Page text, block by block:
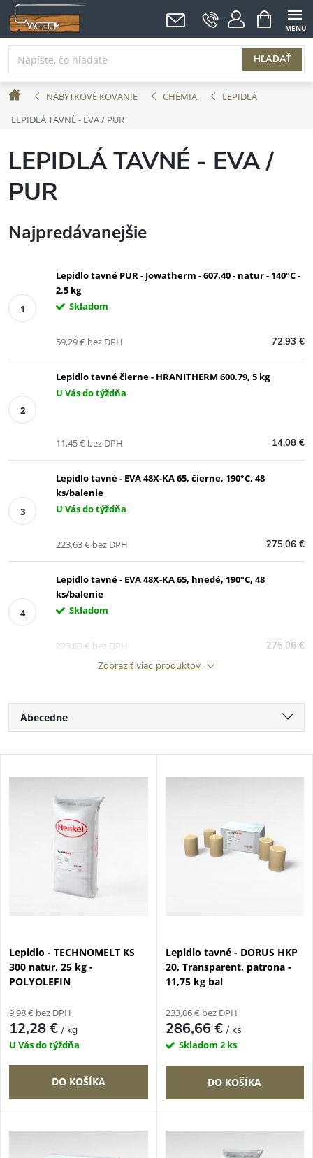
Prejsť
na
obsah
HĽADAŤ
NÁKUPNÝ
KOŠÍK
DomovNÁBYTKOVÉ KOVANIE CHÉMIA
LEPIDLÁ
LEPIDLÁ TAVNÉ - EVA / PUR
LEPIDLÁ TAVNÉ - EVA /
PUR
Najpredávanejšie
Lepidlo tavné PUR - Jowatherm - 607.40 - natur - 140°C -
2,5 kg
Skladom
72,93 €
59,29 € bez DPH
Lepidlo tavné čierne - HRANITHERM 600.79, 5 kg
U Vás do týždňa
14,08 €
11,45 € bez DPH
Lepidlo tavné - EVA 48X-KA 65, čierne, 190°C, 48
ks/balenie
U Vás do týždňa
275,06 €
223,63 € bez DPH
Lepidlo tavné - EVA 48X-KA 65, hnedé, 190°C, 48
ks/balenie
Skladom
275,06 €
223,63 € bez DPH
Zobraziť viac produktov
R
a
d
p
o
d
u
k
Abecedne
Najpredávanejšie
V
p
r
o
d
k
Lepidlo - TECHNOMELT KS
300 natur, 25 kg -
POLYOLEFIN
9,98 € bez DPH
12,28 €/ kg
U Vás do týždňa
DO KOŠÍKA
Lepidlo tavné - DORUS HKP
20, Transparent, patrona -
11,75 kg bal
233,06 € bez DPH
286,66 €/ ks
Skladom 2 ks
DO KOŠÍKA